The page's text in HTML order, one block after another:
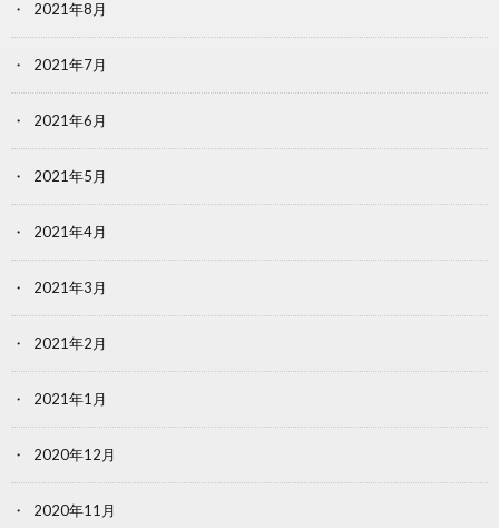
2021年8月
2021年7月
2021年6月
2021年5月
2021年4月
2021年3月
2021年2月
2021年1月
2020年12月
2020年11月